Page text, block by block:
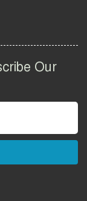
2026
বিজ্ঞপ্তি
এএসআই
ASI Job
Our